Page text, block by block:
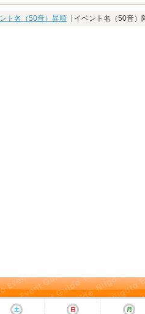
ト名（50音）昇順 イベント名（50音）